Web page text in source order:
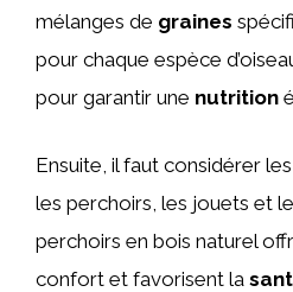
mélanges de graines
pour chaque espèce
pour garantir une nutrition
Ensuite, il faut considérer les
les perchoirs, les jouets et
perchoirs en bois naturel
confort et favorisent la